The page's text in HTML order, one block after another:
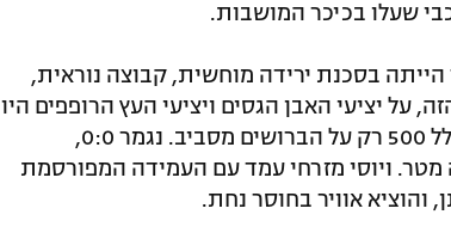
שעלו בכיכר המושבות.
הייתה בסכנת ירידה מוחשית, קבוצה נוראית,
על יציעי האבן הגסים ויציעי העץ הרופפים היו
נכנסים 6,000 איש, היו באותו יום 9,000 איש, כולל 500 רק על הברושים מסביב. נגמר 0:0,
מטר. ויוסי מזרחי עמד עם העמידה המפורסמת
והוציא אוויר בחוסר נחת.